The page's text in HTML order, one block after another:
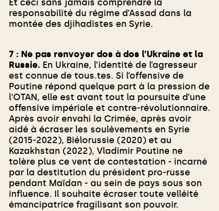
Et ceci sans jamais comprendre la
responsabilité du régime d’Assad dans la
montée des djihadistes en Syrie.
7 : Ne pas renvoyer dos à dos l’Ukraine et la
Russie. En Ukraine, l’identité de l’agresseur
est connue de tous.tes. Si l’offensive de
Poutine répond quelque part à la pression de
l'OTAN, elle est avant tout la poursuite d’une
offensive impériale et contre-révolutionnaire.
Après avoir envahi la Crimée, après avoir
aidé à écraser les soulèvements en Syrie
(2015-2022), Biélorussie (2020) et au
Kazakhstan (2022), Vladimir Poutine ne
tolère plus ce vent de contestation - incarné
par la destitution du président pro-russe
pendant Maïdan - au sein de pays sous son
influence. Il souhaite écraser toute velléité
émancipatrice fragilisant son pouvoir.